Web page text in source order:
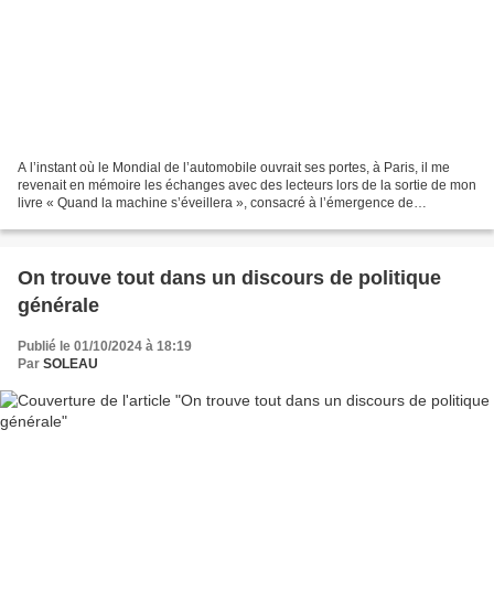
A l’instant où le Mondial de l’automobile ouvrait ses portes, à Paris, il me
revenait en mémoire les échanges avec des lecteurs lors de la sortie de mon
livre « Quand la machine s’éveillera », consacré à l’émergence de
On trouve tout dans un discours de politique
générale
Publié le 01/10/2024 à 18:19
Par SOLEAU